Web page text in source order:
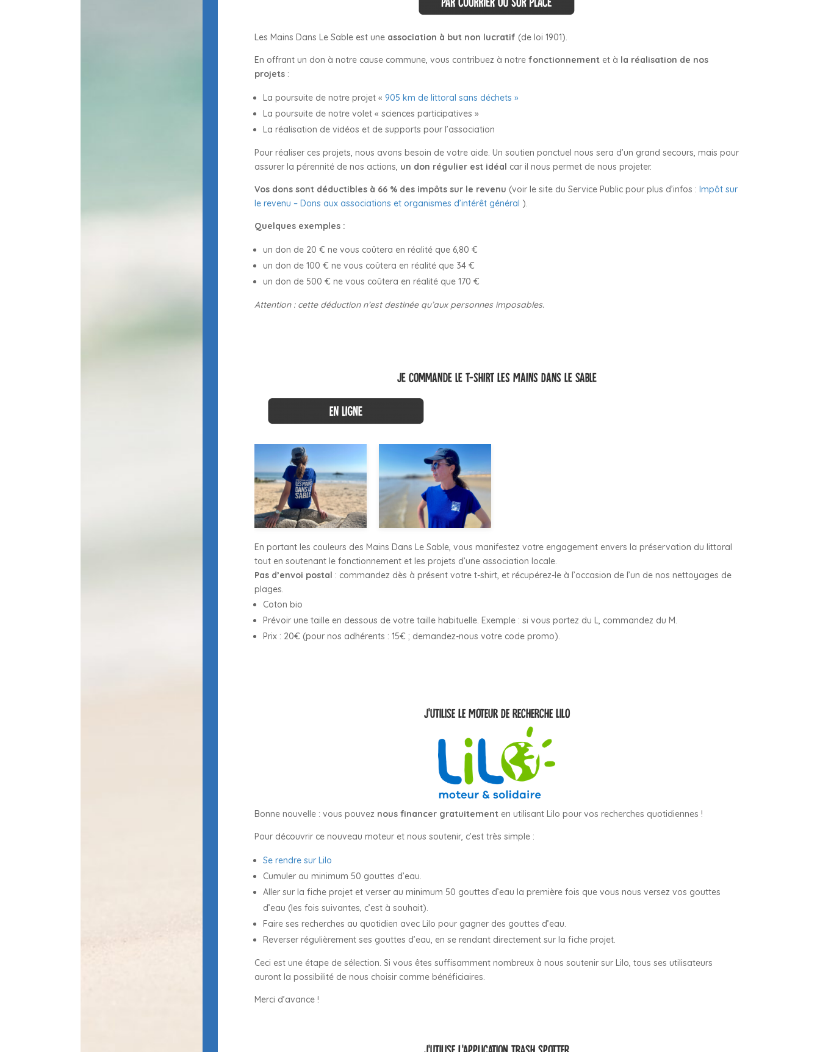
Les Mains Dans Le Sable est une association à but non lucratif (de loi 1901).
En offrant un don à notre cause commune, vous contribuez à notre fonctionnementet à la réalisation de nos
projets:
La poursuite de notre projet « 905 km de littoral sans déchets »
La poursuite de notre volet « sciences participatives »
La réalisation de vidéos et de supports pour l’association
Pour réaliser ces projets, nous avons besoin de votre aide. Un soutien ponctuel nous sera d’un grand secours, mais pour
assurer la pérennité de nos actions, un don régulier est idéal car il nous permet de nous projeter.
Vos dons sont déductibles à 66 % des impôts sur le revenu (voir le site du Service Public pour plus d’infos : Impôt sur
le revenu – Dons aux associations et organismes d’intérêt général ).
Quelques exemples :
un don de 20 € ne vous coûtera en réalité que 6,80 €
un don de 100 € ne vous coûtera en réalité que 34 €
un don de 500 € ne vous coûtera en réalité que 170 €
Attention : cette déduction n’est destinée qu’aux personnes imposables.
Je commande le t-shirt Les Mains Dans Le Sable
En portant les couleurs des Mains Dans Le Sable, vous manifestez votre engagement envers la préservation du littoral
tout en soutenant le fonctionnement et les projets d’une association locale.
Pas d’envoi postal : commandez dès à présent votre t-shirt, et récupérez-le à l’occasion de l’un de nos nettoyages de
plages.
Coton bio
Prévoir une taille en dessous de votre taille habituelle. Exemple : si vous portez du L, commandez du M.
Prix : 20€ (pour nos adhérents : 15€ ; demandez-nous votre code promo).
J’UTILISE LE MOTEUR DE RECHERCHE LILO
Bonne nouvelle : vous pouvez nous financer gratuitementen utilisant Lilo pour vos recherches quotidiennes !
Pour découvrir ce nouveau moteur et nous soutenir, c’est très simple :
Se rendre sur Lilo
Cumuler au minimum 50 gouttes d’eau.
Aller sur la fiche projet et verser au minimum 50 gouttes d’eau la première fois que vous nous versez vos gouttes
d’eau (les fois suivantes, c’est à souhait).
Faire ses recherches au quotidien avec Lilo pour gagner des gouttes d’eau.
Reverser régulièrement ses gouttes d’eau, en se rendant directement sur la fiche projet.
Ceci est une étape de sélection. Si vous êtes suffisamment nombreux à nous soutenir sur Lilo, tous ses utilisateurs
auront la possibilité de nous choisir comme bénéficiaires.
Merci d’avance !